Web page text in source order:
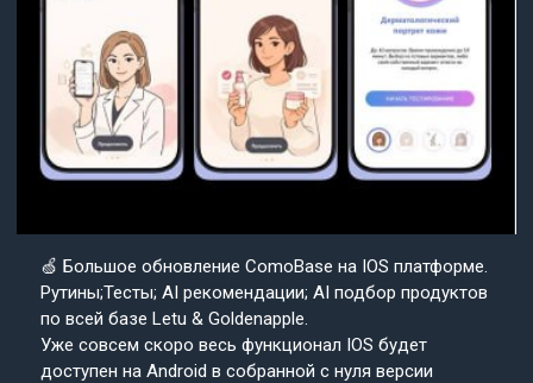
🍏 Большое обновление ComoBase на IOS платформе.
Рутины;Тесты; AI рекомендации; AI подбор продуктов
по всей базе Letu & Goldenapple.
Уже совсем скоро весь функционал IOS будет
доступен на Android в собранной с нуля версии